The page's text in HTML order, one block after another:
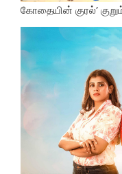
கோதையின் குரல்’